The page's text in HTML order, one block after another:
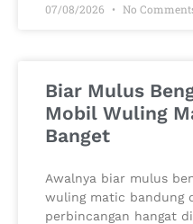
07/08/2026 No
Biar Mulus
Mobil Wuling
Banget
Awalnya biar mulus
wuling matic bandung
perbincangan hangat